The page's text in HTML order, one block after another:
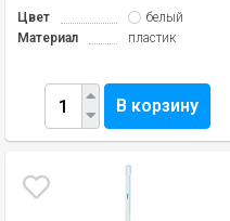
Цвет
белый
Материал
пластик
В корзину